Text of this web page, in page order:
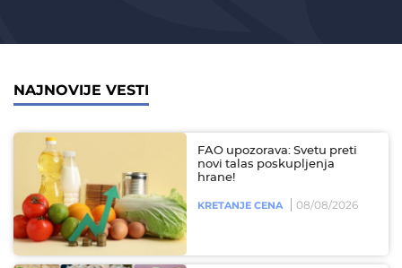
NAJNOVIJE VESTI
FAO upozorava: Svetu preti
novi talas poskupljenja
hrane!
KRETANJE CENA 08/08/2026